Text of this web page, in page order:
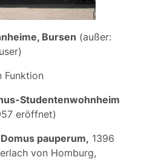
Bursen (außer:
Funktion
Studentenwohnheim
eröffnet)
pauperum, 1396
von Homburg,